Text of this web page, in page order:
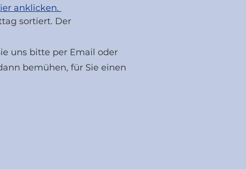
anklicken.
sortiert. Der
uns bitte per Email oder
bemühen, für Sie einen